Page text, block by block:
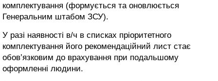
комплектування (формується та оновлюється
Генеральним штабом ЗСУ).
У разі наявності в/ч в списках пріоритетного
комплектування його рекомендаційний лист стає
обов’язковим до врахування при подальшому
оформленні людини.